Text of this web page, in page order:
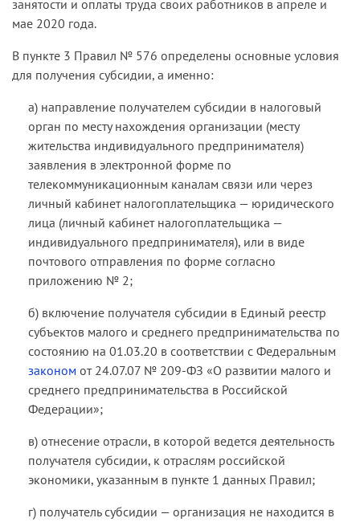
занятости и оплаты труда своих работников в апреле и
мае 2020 года.
В пункте 3 Правил № 576 определены основные условия
для получения субсидии, а именно:
а) направление получателем субсидии в налоговый
орган по месту нахождения организации (месту
жительства индивидуального предпринимателя)
заявления в электронной форме по
телекоммуникационным каналам связи или через
личный кабинет налогоплательщика — юридического
лица (личный кабинет налогоплательщика —
индивидуального предпринимателя), или в виде
почтового отправления по форме согласно
приложению № 2;
б) включение получателя субсидии в Единый реестр
субъектов малого и среднего предпринимательства по
состоянию на 01.03.20 в соответствии с Федеральным
законом от 24.07.07 № 209-ФЗ «О развитии малого и
среднего предпринимательства в Российской
Федерации»;
в) отнесение отрасли, в которой ведется деятельность
получателя субсидии, к отраслям российской
экономики, указанным в пункте 1 данных Правил;
г) получатель субсидии — организация не находится в